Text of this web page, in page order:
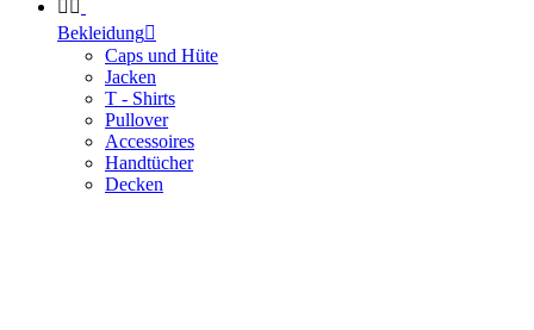
 
Bekleidung
Caps und Hüte
Jacken
T - Shirts
Pullover
Accessoires
Handtücher
Decken